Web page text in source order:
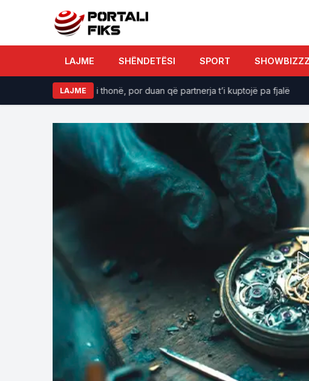
LAJME SHËNDETËSI SPORT SHOWBIZZZ
LAJME
që burrat rrallë i thonë, por duan që partnerja t’i kuptojë pa fjalë